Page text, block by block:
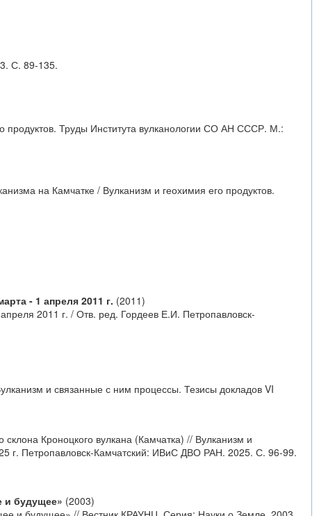
С. 89-135.
продуктов. Труды Института вулканологии СО АН СССР. М.:
на Камчатке / Вулканизм и геохимия его продуктов.
- 1 апреля 2011 г. (2011)
2011 г. / Отв. ред. Гордеев Е.И. Петропавловск-
и связанные с ним процессы. Тезисы докладов VI
Кроноцкого вулкана (Камчатка) // Вулканизм и
г. Петропавловск-Камчатский: ИВиС ДВО РАН. 2025. С. 96-99.
и будущее» (2003)